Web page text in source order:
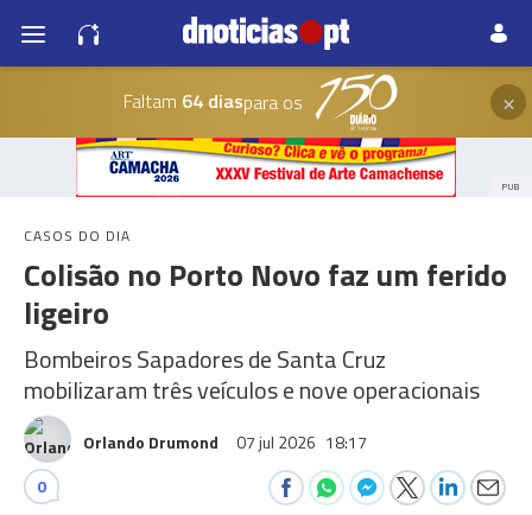
Faltam 64 diaspara os ×
PUB
CASOS DO DIA
Colisão no Porto Novo faz um ferido
ligeiro
Bombeiros Sapadores de Santa Cruz
mobilizaram três veículos e nove operacionais
Orlando Drumond 07 jul 2026 18:17
0